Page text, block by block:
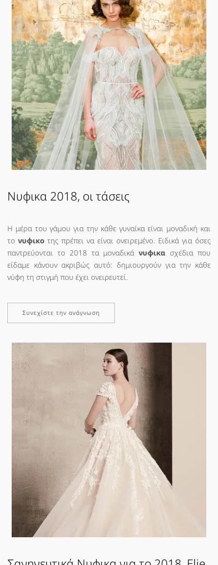
Νυφικα 2018, οι τάσεις
Η μέρα του γάμου για την κάθε γυναίκα είναι μοναδική και
το νυφικο της πρέπει να είναι ονειρεμένο. Ειδικά για όσες
παντρεύονται το 2018 τα μοναδικάνυφικα σχέδια που
είδαμε κάνουν ακριβώς αυτό: δημιουργούν για την κάθε
νύφη τη στιγμή που έχει ονειρευτεί.
Συνεχίστε την ανάγνωση